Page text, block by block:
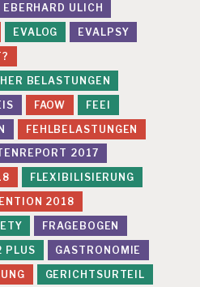
EBERHARD ULICH
EVALOG
EVALPSY
BELASTUNGEN
FAOW
FEEI
FEHLBELASTUNGEN
2017
FLEXIBILISIERUNG
2018
FRAGEBOGEN
PLUS
GASTRONOMIE
GERICHTSURTEIL